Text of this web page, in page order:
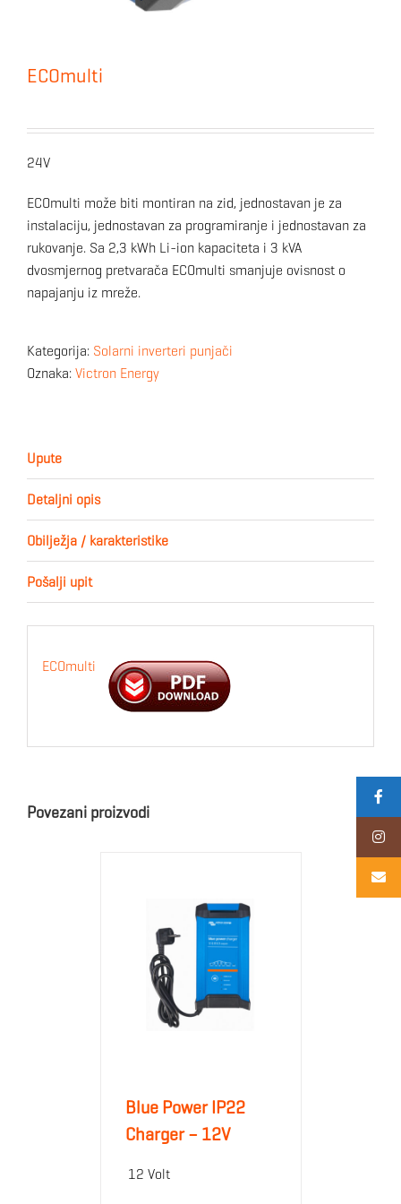
ECOmulti
24V
ECOmulti može biti montiran na zid, jednostavan je za
instalaciju, jednostavan za programiranje i jednostavan za
rukovanje. Sa 2,3 kWh Li-ion kapaciteta i 3 kVA
dvosmjernog pretvarača ECOmulti smanjuje ovisnost o
napajanju iz mreže.
Kategorija: Solarni inverteri punjači
Oznaka: Victron Energy
Upute
Detaljni opis
Obilježja / karakteristike
Pošalji upit
ECOmulti
Povezani proizvodi
Blue Power IP22
Charger – 12V
12 Volt